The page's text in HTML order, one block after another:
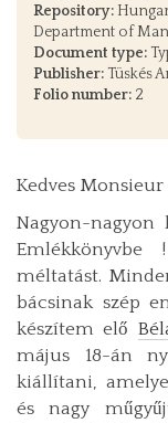
Repository:
Department of
Document type:
Publisher: Tüskés
Folio number: 2
Kedves Monsieur
Nagyon-nagyon
méltatást.
bácsinak szép
készítem elő
május 18-án
kiállítani,
és nagy